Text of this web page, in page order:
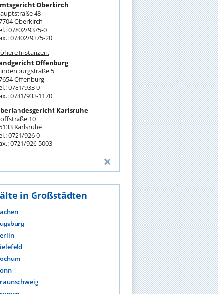
Oberkirch
48
Oberkirch
07802/9375-0
07802/9375-20
Instanzen:
Offenburg
5
Offenburg
0781/933-0
0781/933-1170
Karlsruhe
10
Karlsruhe
0721/926-0
0721/926-5003
in Großstädten